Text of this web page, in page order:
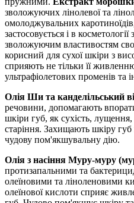
зволожуючих лінолевої та
омолоджувальних
застосовується і в
зволожуючим властивостям
корисний для сухої шкіри з
сприяють не тільки її
ультрафіолетових променів та
Олія Ши та канделільський
речовини, допомагають
шкіри губ, як сухість,
старіння. Захищають шкіру
чудову пом'якшувальну дію.
Олія з насіння Муру-муру
протизапальними та
олеїновими та ліноленовими
олеїнової кислоти сприяє